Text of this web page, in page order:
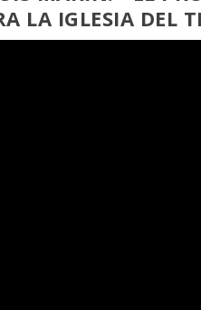
LA IGLESIA DEL